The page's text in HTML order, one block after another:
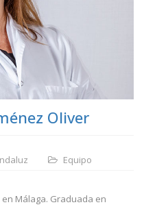
Oliver
Equipo
Málaga. Graduada en